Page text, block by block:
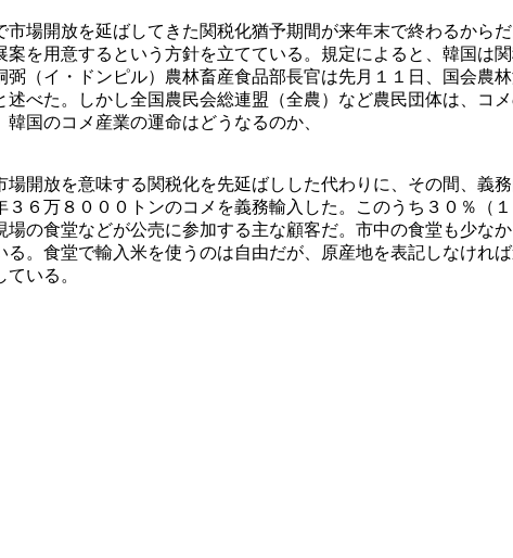
場開放を延ばしてきた関税化猶予期間が来年末で終わるから
を用意するという方針を立てている。規定によると、韓国は
（イ・ドンピル）農林畜産食品部長官は先月１１日、国会農
べた。しかし全国農民会総連盟（全農）など農民団体は、コ
国のコメ産業の運命はどうなるのか、
開放を意味する関税化を先延ばしした代わりに、その間、義
６万８０００トンのコメを義務輸入した。このうち３０％（
の食堂などが公売に参加する主な顧客だ。市中の食堂も少な
。食堂で輸入米を使うのは自由だが、原産地を表記しなけれ
いる。